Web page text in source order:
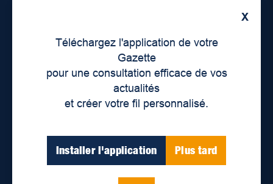
X
Téléchargez l'application de votre
Gazette
pour une consultation efficace de vos
actualités
et créer votre fil personnalisé.
Installer l'application Plus tard
Lieux de distribution